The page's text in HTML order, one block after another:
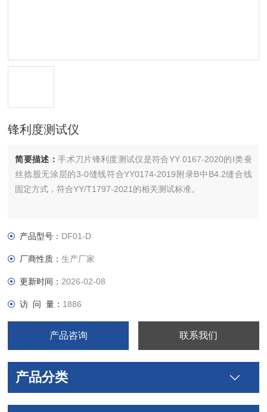
锋利度测试仪
简要描述：手术刀片锋利度测试仪是符合YY 0167-2020的I类蚕
丝捻股无涂层的3-0缝线符合YY0174-2019附录B中B4.2缝合线
固定方式，符合YY/T1797-2021的相关测试标准。
产品型号： DF01-D
厂商性质：生产厂家
更新时间： 2026-02-08
访 问 量： 1886
产品咨询 联系我们
产品分类